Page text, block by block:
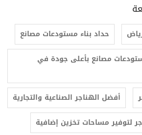
حداد بناء مستودعات مصانع
مصانع بأعلى جودة في
أفضل الهناجر الصناعية والتجارية
لتوفير مساحات تخزين إضافية